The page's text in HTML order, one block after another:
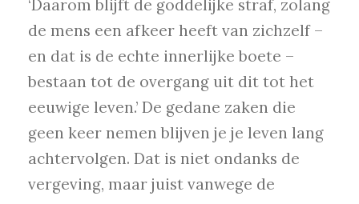
‘Daarom blijft de goddelijke straf, zolang
de mens een afkeer heeft van zichzelf –
en dat is de echte innerlijke boete –
bestaan tot de overgang uit dit tot het
eeuwige leven.’ De gedane zaken die
geen keer nemen blijven je je leven lang
achtervolgen. Dat is niet ondanks de
vergeving, maar juist vanwege de